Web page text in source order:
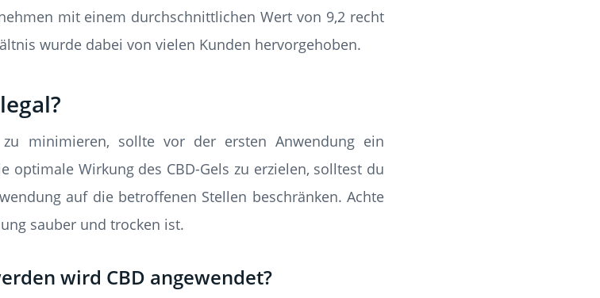
mit einem durchschnittlichen Wert von 9,2 recht
wurde dabei von vielen Kunden hervorgehoben.
minimieren, sollte vor der ersten Anwendung ein
optimale Wirkung des CBD-Gels zu erzielen, solltest du
auf die betroffenen Stellen beschränken. Achte
sauber und trocken ist.
wird CBD angewendet?